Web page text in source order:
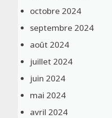
octobre 2024
septembre 2024
août 2024
juillet 2024
juin 2024
mai 2024
avril 2024